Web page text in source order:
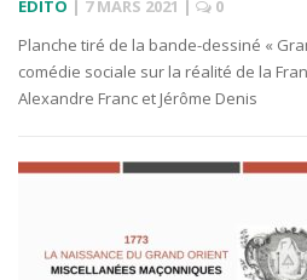
EDITO | 7 MARS 2021 |
0
Planche tiré de la bande-dessiné «
comédie sociale sur la réalité de la
Alexandre Franc et Jérôme Denis